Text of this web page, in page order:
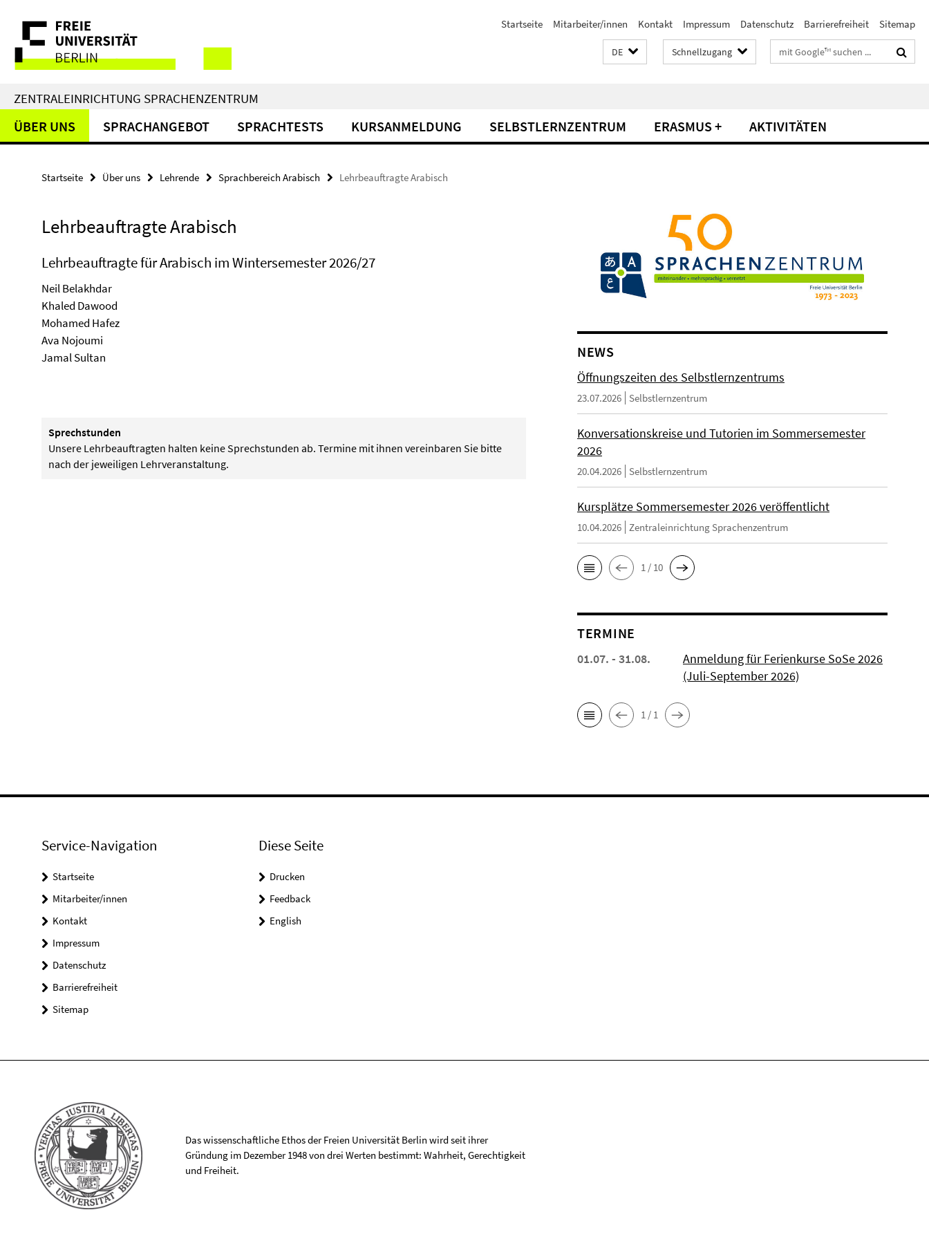
direkt
Inhalt
Service-
Navigation
Startseite Mitarbeiter/innen Kontakt Impressum Datenschutz Barrierefreiheit Sitemap
DE Schnellzugang Suchbegriffe
ZENTRALEINRICHTUNG SPRACHENZENTRUM
ÜBER UNS SPRACHANGEBOT SPRACHTESTS KURSANMELDUNG SELBSTLERNZENTRUM ERASMUS + AKTIVITÄTEN
Startseite Über uns Lehrende Sprachbereich Arabisch Lehrbeauftragte Arabisch
Lehrbeauftragte Arabisch
Lehrbeauftragte für Arabisch im Wintersemester 2026/27
Neil Belakhdar
Khaled Dawood
Mohamed Hafez
Ava Nojoumi
Jamal Sultan
Sprechstunden
Unsere Lehrbeauftragten halten keine Sprechstunden ab. Termine mit ihnen vereinbaren Sie bitte
nach der jeweiligen Lehrveranstaltung.
NEWS
Öffnungszeiten des Selbstlernzentrums
23.07.2026 Selbstlernzentrum
Konversationskreise und Tutorien im Sommersemester
2026
20.04.2026 Selbstlernzentrum
Kursplätze Sommersemester 2026 veröffentlicht
10.04.2026 Zentraleinrichtung Sprachenzentrum
1 / 10
TERMINE
01.07. - 31.08.
Anmeldung für Ferienkurse SoSe 2026
(Juli-September 2026)
1 / 1
Service-Navigation
Startseite
Mitarbeiter/innen
Kontakt
Impressum
Datenschutz
Barrierefreiheit
Sitemap
Diese Seite
Drucken
Feedback
English
Das wissenschaftliche Ethos der Freien Universität Berlin wird seit ihrer
Gründung im Dezember 1948 von drei Werten bestimmt: Wahrheit, Gerechtigkeit
und Freiheit.